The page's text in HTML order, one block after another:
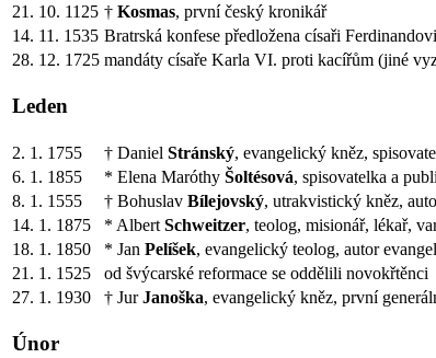
21. 10. 1125 † Kosmas, první český kronikář
14. 11. 1535 Bratrská konfese předložena císaři
28. 12. 1725 mandáty císaře Karla VI. proti kacířům (jiné
Leden
2. 1. 1755 † Daniel Stránský, evangelický kněz,
6. 1. 1855
* Elena Maróthy Šoltésová, spisovatelka a
8. 1. 1555
† Bohuslav Bílejovský, utrakvistický kněz,
14. 1. 1875
* Albert Schweitzer, teolog, misionář, lékař,
18. 1. 1850
* Jan Pelíšek, evangelický teolog, autor
21. 1. 1525
od švýcarské reformace se oddělili novokřtěnci
27. 1. 1930
† JurJanoška, evangelický kněz, první
Únor